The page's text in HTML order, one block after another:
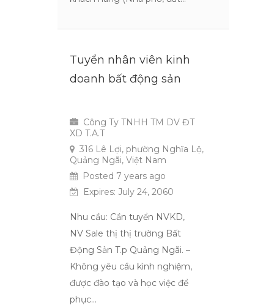
Tuyển nhân viên kinh
doanh bất động sản
Công Ty TNHH TM DV ĐT
XD T.A.T
316 Lê Lợi, phường Nghĩa Lộ,
Quảng Ngãi, Việt Nam
Posted 7 years ago
Expires: July 24, 2060
Nhu cầu: Cần tuyển NVKD,
NV Sale thị thị trường Bất
Động Sản T.p Quảng Ngãi. –
Không yêu cầu kình nghiệm,
được đào tạo và học việc để
phục…